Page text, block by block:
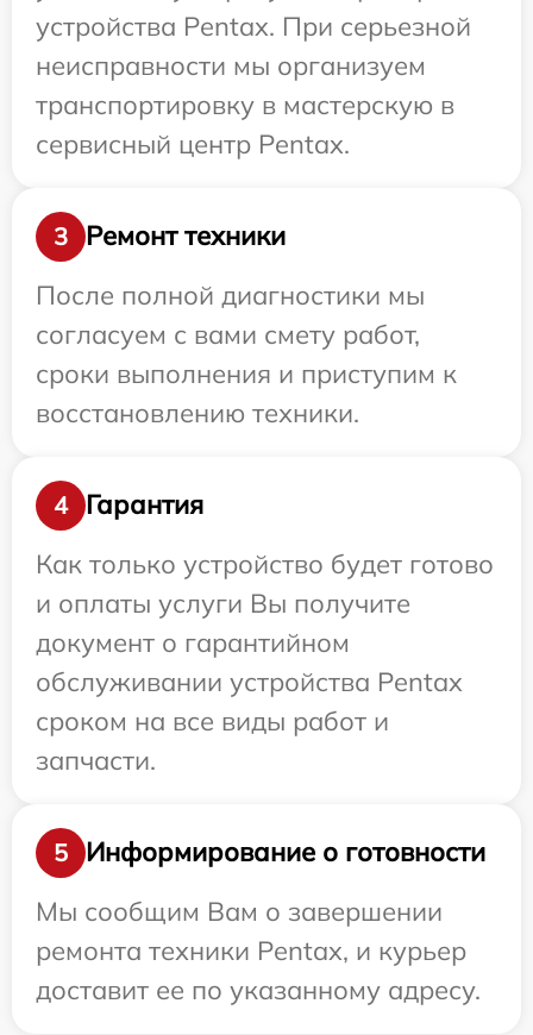
устройства Pentax. При серьезной
неисправности мы организуем
транспортировку в мастерскую в
сервисный центр Pentax.
3
Ремонт техники
После полной диагностики мы
согласуем с вами смету работ,
сроки выполнения и приступим к
восстановлению техники.
4
Гарантия
Как только устройство будет готово
и оплаты услуги Вы получите
документ о гарантийном
обслуживании устройства Pentax
сроком на все виды работ и
запчасти.
5
Информирование о готовности
Мы сообщим Вам о завершении
ремонта техники Pentax, и курьер
доставит ее по указанному адресу.